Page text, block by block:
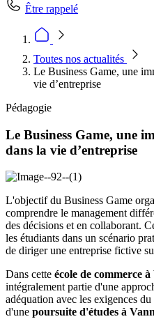
Être rappelé
Toutes nos actualités
Le Business Game, une
vie d’entreprise
Pédagogie
Le Business Game, une
dans la vie d’entreprise
L'objectif du Business Game
comprendre le management
des décisions et en collaborant.
les étudiants dans un scénario
de diriger une entreprise fictive
Dans cette école de commerce à
intégralement partie d'une
adéquation avec les exigences
d'une poursuite d'études à